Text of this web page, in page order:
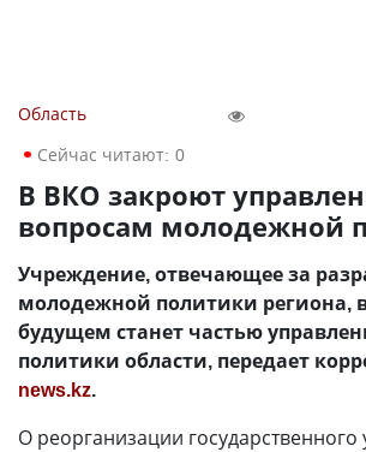
Область
Сейчас читают: 0
В ВКО закроют
вопросам молодежной
Учреждение, отвечающее за
молодежной политики региона,
будущем станет частью
политики области, передает
news.kz.
О реорганизации